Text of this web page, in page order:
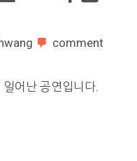
comment
어난 공연입니다.